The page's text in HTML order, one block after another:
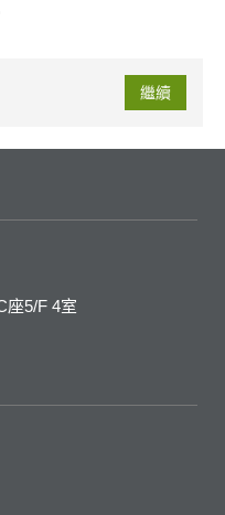
繼續
座5/F 4室